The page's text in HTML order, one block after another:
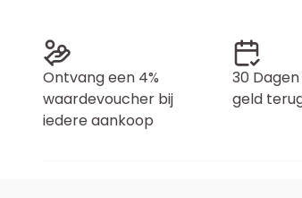
Ontvang een 4%
waardevoucher bij
iedere aankoop
30
geld